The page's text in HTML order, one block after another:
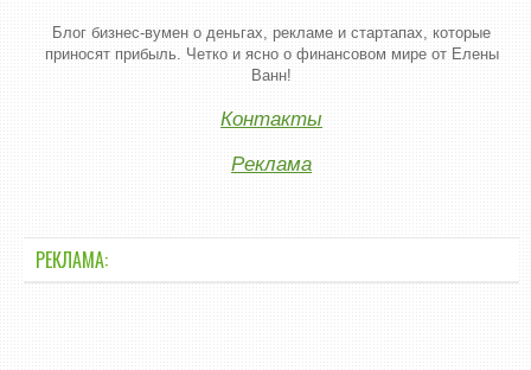
Блог бизнес-вумен о деньгах, рекламе и стартапах, которые
приносят прибыль. Четко и ясно о финансовом мире от Елены
Ванн!
Контакты
Реклама
РЕКЛАМА: